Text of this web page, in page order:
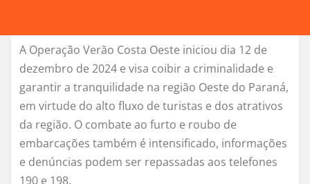
A Operação Verão Costa Oeste iniciou dia 12 de
dezembro de 2024 e visa coibir a criminalidade e
garantir a tranquilidade na região Oeste do Paraná,
em virtude do alto fluxo de turistas e dos atrativos
da região. O combate ao furto e roubo de
embarcações também é intensificado, informações
e denúncias podem ser repassadas aos telefones
190 e 198.